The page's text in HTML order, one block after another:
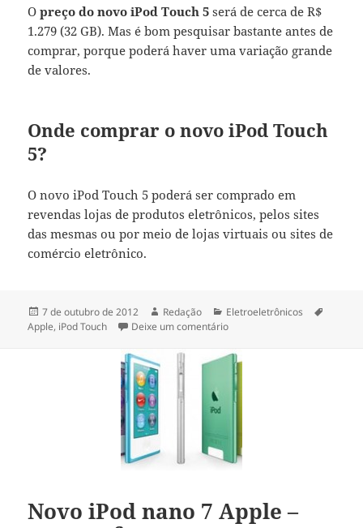
Opreço do novo iPod Touch 5 será de cerca de R$
1.279 (32 GB). Mas é bom pesquisar bastante antes de
comprar, porque poderá haver uma variação grande
de valores.
Onde comprar o novo iPod Touch
5?
O novo iPod Touch 5 poderá ser comprado em
revendas lojas de produtos eletrônicos, pelos sites
das mesmas ou por meio de lojas virtuais ou sites de
comércio eletrônico.
Publicado
em
7 de outubro de 2012 Autor
Redação Categorias
Eletroeletrônicos
Apple, iPod Touch Deixe um comentárioem Novo iPod Touch 5 Apple
Novo iPod nano 7 Apple –